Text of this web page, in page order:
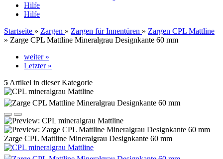
Hilfe
Hilfe
Startseite » Zargen » Zargen für Innentüren » Zargen CPL Mattline
» Zarge CPL Mattline Mineralgrau Designkante 60 mm
weiter »
Letzter »
5 Artikel in dieser Kategorie
Zarge CPL Mattline Mineralgrau Designkante 60 mm